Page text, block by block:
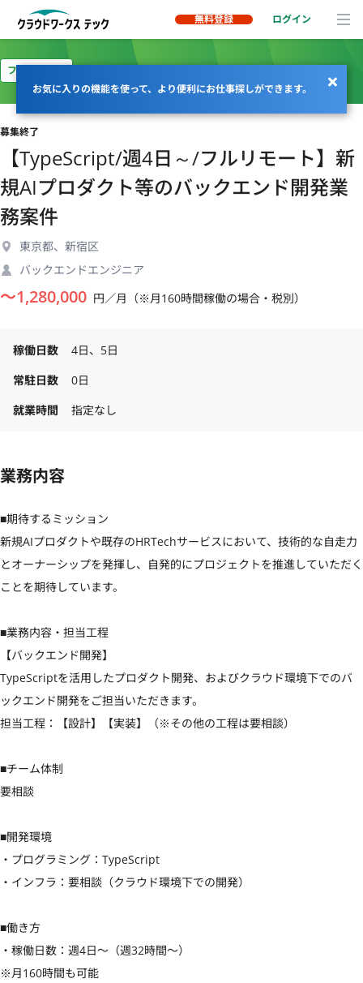
無料登録 ログイン
お気に入りの機能を使って、より便利にお仕事探しができます。
フルリモート
募集終了
【TypeScript/週4日～/フルリモート】新
規AIプロダクト等のバックエンド開発業
務案件
東京都、新宿区
バックエンドエンジニア
〜1,280,000 円／月（※月160時間稼働の場合・税別）
稼働日数
4日、5日
常駐日数
0日
就業時間
指定なし
業務内容
■期待するミッション
新規AIプロダクトや既存のHRTechサービスにおいて、技術的な自走力
とオーナーシップを発揮し、自発的にプロジェクトを推進していただく
ことを期待しています。
■業務内容・担当工程
【バックエンド開発】
TypeScriptを活用したプロダクト開発、およびクラウド環境下でのバ
ックエンド開発をご担当いただきます。
担当工程：【設計】【実装】（※その他の工程は要相談）
■チーム体制
要相談
■開発環境
・プログラミング：TypeScript
・インフラ：要相談（クラウド環境下での開発）
■働き方
・稼働日数：週4日〜（週32時間〜）
※月160時間も可能